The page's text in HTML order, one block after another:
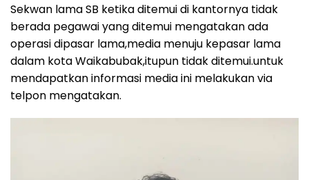
Sekwan lama SB ketika ditemui di kantornya tidak
berada pegawai yang ditemui mengatakan ada
operasi dipasar lama,media menuju kepasar lama
dalam kota Waikabubak,itupun tidak ditemui.untuk
mendapatkan informasi media ini melakukan via
telpon mengatakan.